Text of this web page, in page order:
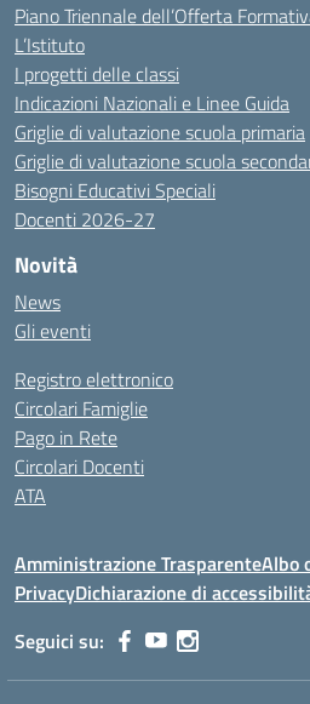
Piano Triennale dell’Offerta
L’Istituto
I progetti delle classi
Indicazioni Nazionali e Linee Guida
Griglie di valutazione scuola primaria
Griglie di valutazione scuola
Bisogni Educativi Speciali
Docenti 2026-27
Novità
News
Gli eventi
Registro elettronico
Circolari Famiglie
Pago in Rete
Circolari Docenti
ATA
Amministrazione TrasparenteAlbo
PrivacyDichiarazione di
Seguici su: